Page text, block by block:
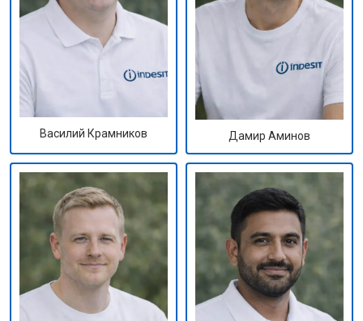
Василий Крамников Дамир Аминов